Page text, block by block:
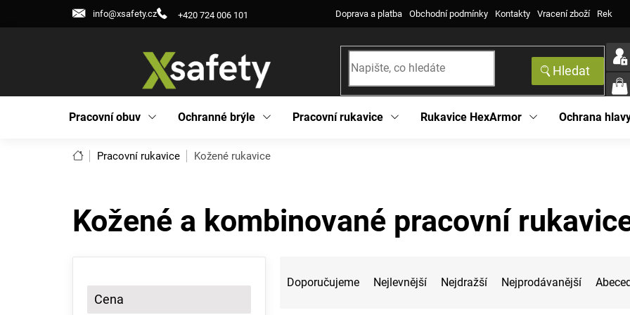
+420 724 006 101
info@xsafety.cz Doprava a platba Obchodní podmínky Kontakty Vracení zboží
Hledat
KOŠÍK
Pracovní obuv Ochranné brýle Pracovní rukavice Rukavice HexArmor Ochrana
DomůPracovní rukavice Kožené rukavice
Kožené a kombinované pracovní
Cena
Doporučujeme Nejlevnější Nejdražší Nejprodávanější